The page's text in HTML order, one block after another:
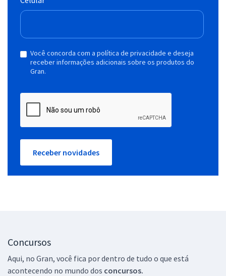
Você concorda com a política de privacidade e deseja
receber informações adicionais sobre os produtos do
Gran.
Receber novidades
Concursos
Aqui, no Gran, você fica por dentro de tudo o que está
acontecendo no mundo dos concursos.